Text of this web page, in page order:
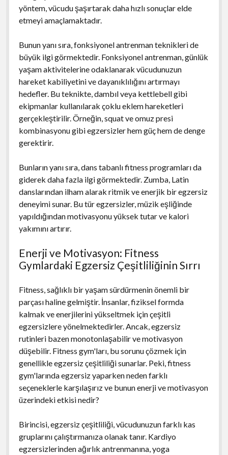
yöntem, vücudu şaşırtarak daha hızlı sonuçlar elde
etmeyi amaçlamaktadır.
Bunun yanı sıra, fonksiyonel antrenman teknikleri de
büyük ilgi görmektedir. Fonksiyonel antrenman, günlük
yaşam aktivitelerine odaklanarak vücudunuzun
hareket kabiliyetini ve dayanıklılığını artırmayı
hedefler. Bu teknikte, dambıl veya kettlebell gibi
ekipmanlar kullanılarak çoklu eklem hareketleri
gerçekleştirilir. Örneğin, squat ve omuz presi
kombinasyonu gibi egzersizler hem güç hem de denge
gerektirir.
Bunların yanı sıra, dans tabanlı fitness programları da
giderek daha fazla ilgi görmektedir. Zumba, Latin
danslarından ilham alarak ritmik ve enerjik bir egzersiz
deneyimi sunar. Bu tür egzersizler, müzik eşliğinde
yapıldığından motivasyonu yüksek tutar ve kalori
yakımını artırır.
Enerji ve Motivasyon: Fitness
Gymlardaki Egzersiz Çeşitliliğinin Sırrı
Fitness, sağlıklı bir yaşam sürdürmenin önemli bir
parçası haline gelmiştir. İnsanlar, fiziksel formda
kalmak ve enerjilerini yükseltmek için çeşitli
egzersizlere yönelmektedirler. Ancak, egzersiz
rutinleri bazen monotonlaşabilir ve motivasyon
düşebilir. Fitness gym'ları, bu sorunu çözmek için
genellikle egzersiz çeşitliliği sunarlar. Peki, fitness
gym'larında egzersiz yaparken neden farklı
seçeneklerle karşılaşırız ve bunun enerji ve motivasyon
üzerindeki etkisi nedir?
Birincisi, egzersiz çeşitliliği, vücudunuzun farklı kas
gruplarını çalıştırmanıza olanak tanır. Kardiyo
egzersizlerinden ağırlık antrenmanına, yoga